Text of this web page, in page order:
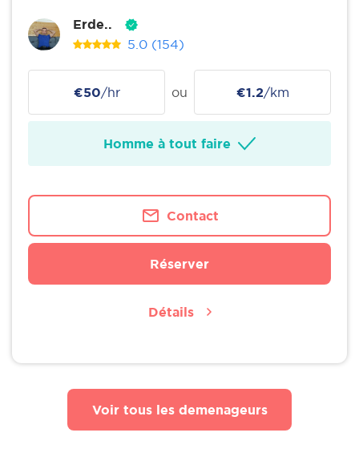
Erde..
5.0 (154)
€50/hr ou €1.2/km
Homme à tout faire
Contact
Réserver
Détails
Voir tous les demenageurs